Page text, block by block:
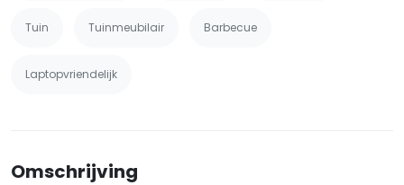
Tuin Tuinmeubilair Barbecue
Laptopvriendelijk
Omschrijving